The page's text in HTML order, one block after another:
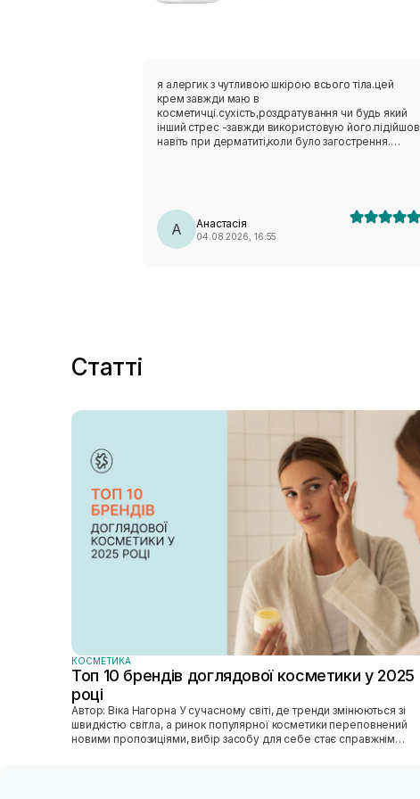
я алергик з чутливою шкірою всього тіла.цей
крем завжди маю в
косметичці.сухість,роздратування чи будь який
інший стрес -завжди використовую його.підійшов
навіть при дерматиті,коли було загострення.
А Анастасія
04.08.2026, 16:55
Статті
КОСМЕТИКА
Топ 10 брендів доглядової косметики у 2025
році
Автор: Віка Нагорна У сучасному світі, де тренди змінюються зі
швидкістю світла, а ринок популярної косметики переповнений
новими пропозиціями, вибір засобу для себе стає справжнім